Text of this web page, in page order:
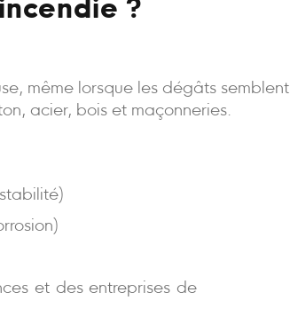
?
même lorsque les dégâts semblent
acier, bois et maçonneries.
et des entreprises de